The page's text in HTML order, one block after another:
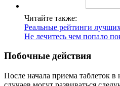
Читайте также:
Реальные рейтинги
Не лечитесь чем попало
Побочные действия
После начала приема таблеток